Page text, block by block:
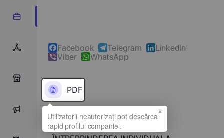
Facebook Telegram
LinkedIn
Viber
WhatsApp
PDF
Denumirea completă
×